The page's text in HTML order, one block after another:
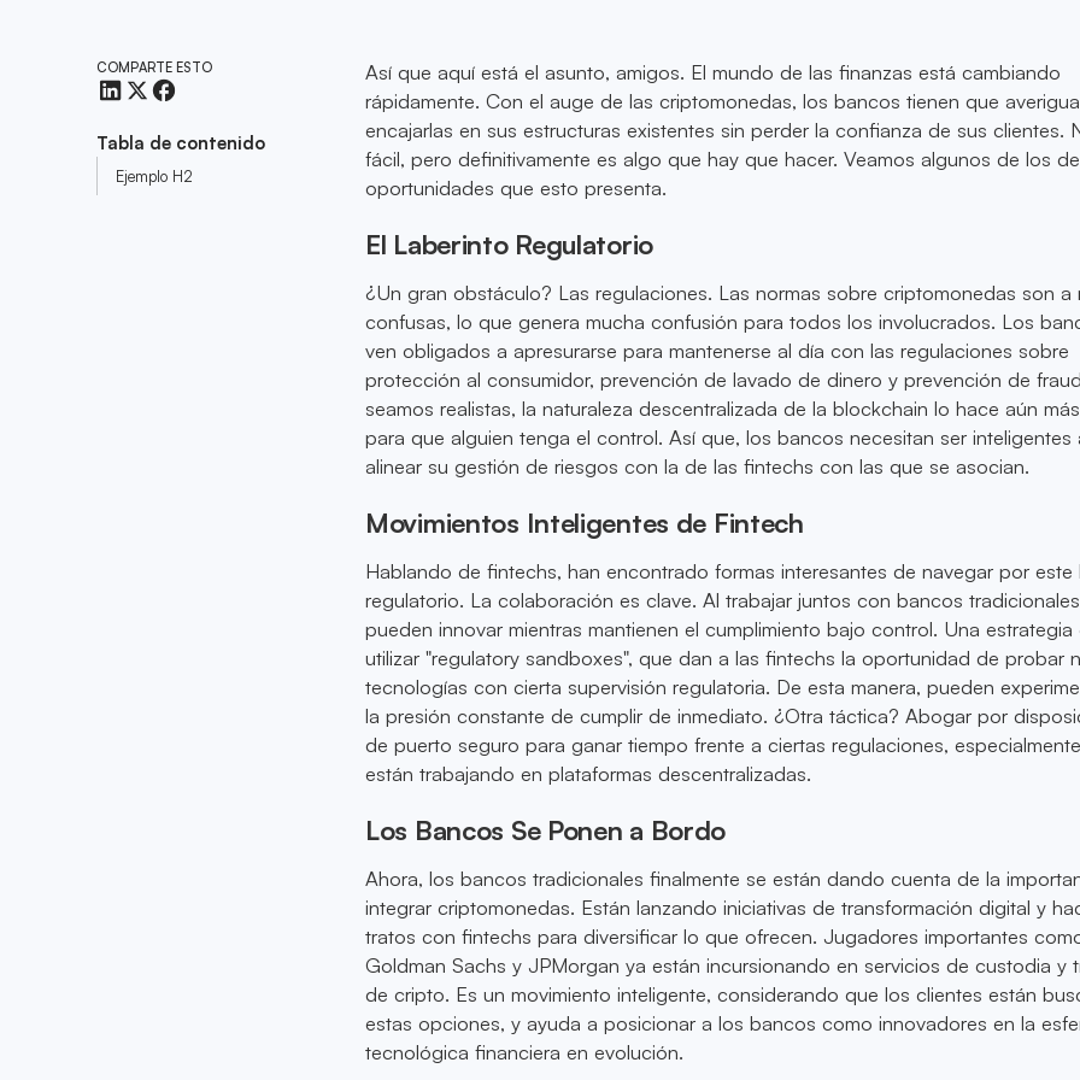
COMPARTE ESTO
Tabla de contenido
Ejemplo H2
Así que aquí está el asunto, amigos. El mundo de las finanzas está cambiando
rápidamente. Con el auge de las criptomonedas, los bancos tienen que
encajarlas en sus estructuras existentes sin perder la confianza de sus clientes.
fácil, pero definitivamente es algo que hay que hacer. Veamos algunos de los
oportunidades que esto presenta.
El Laberinto Regulatorio
¿Un gran obstáculo? Las regulaciones. Las normas sobre criptomonedas son a
confusas, lo que genera mucha confusión para todos los involucrados. Los
ven obligados a apresurarse para mantenerse al día con las regulaciones sobre
protección al consumidor, prevención de lavado de dinero y prevención de
seamos realistas, la naturaleza descentralizada de la blockchain lo hace aún
para que alguien tenga el control. Así que, los bancos necesitan ser inteligentes
alinear su gestión de riesgos con la de las fintechs con las que se asocian.
Movimientos Inteligentes de Fintech
Hablando de fintechs, han encontrado formas interesantes de navegar por este
regulatorio. La colaboración es clave. Al trabajar juntos con bancos
pueden innovar mientras mantienen el cumplimiento bajo control. Una estrategia
utilizar "regulatory sandboxes", que dan a las fintechs la oportunidad de probar
tecnologías con cierta supervisión regulatoria. De esta manera, pueden
la presión constante de cumplir de inmediato. ¿Otra táctica? Abogar por
de puerto seguro para ganar tiempo frente a ciertas regulaciones,
están trabajando en plataformas descentralizadas.
Los Bancos Se Ponen a Bordo
Ahora, los bancos tradicionales finalmente se están dando cuenta de la
integrar criptomonedas. Están lanzando iniciativas de transformación digital y
tratos con fintechs para diversificar lo que ofrecen. Jugadores importantes
Goldman Sachs y JPMorgan ya están incursionando en servicios de custodia y
de cripto. Es un movimiento inteligente, considerando que los clientes están
estas opciones, y ayuda a posicionar a los bancos como innovadores en la
tecnológica financiera en evolución.